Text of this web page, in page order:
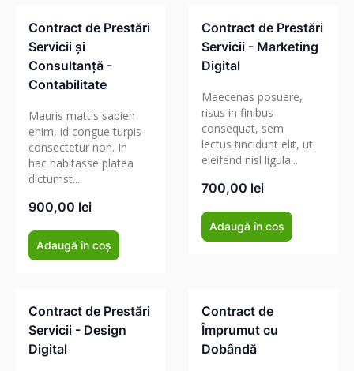
Dobândă
Contract de Prestări
Servicii și
Consultanță -
Contabilitate
Mauris mattis sapien
enim, id congue turpis
consectetur non. In
hac habitasse platea
dictumst....
900,00 lei
Adaugă în coș
Contract de Prestări
Servicii - Marketing
Digital
Maecenas posuere,
risus in finibus
consequat, sem
lectus tincidunt elit, ut
eleifend nisl ligula...
700,00 lei
Adaugă în coș
Contract de Prestări
Servicii - Design
Digital
Contract de
Împrumut cu
Dobândă